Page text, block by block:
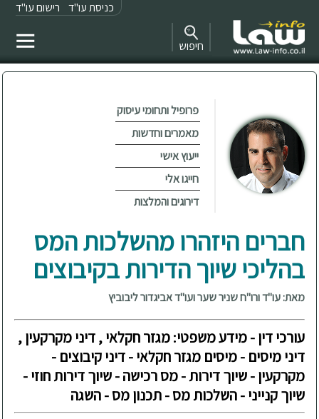
כניסת עו"ד רישום עו"ד
חיפוש
פרופיל ותחומי עיסוק
מאמרים וחדשות
ייעוץ אישי
חייגו אלי
דירוגים והמלצות
חברים היזהרו מהשלכות המס
בהליכי שיוך הדירות בקיבוצים
מאת: עו"ד ורו"ח שניר שער ועו"ד אביגדור ליבוביץ
עורכי דין - מידע משפטי: מגזר חקלאי , דיני מקרקעין ,
דיני מיסים - מיסים מגזר חקלאי - דיני קיבוצים -
מקרקעין - שיוך דירות - מס רכישה - שיוך דירות חוזי -
שיוך קנייני - השלכות מס - תכנון מס - השגה